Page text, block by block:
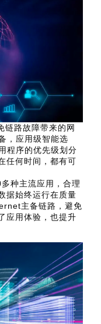
链路故障带来的网
，应用级智能选
程序的优先级划分
任何时间，都有可
种主流应用，合理
据始终运行在质量
主备链路，避免
应用体验，也提升